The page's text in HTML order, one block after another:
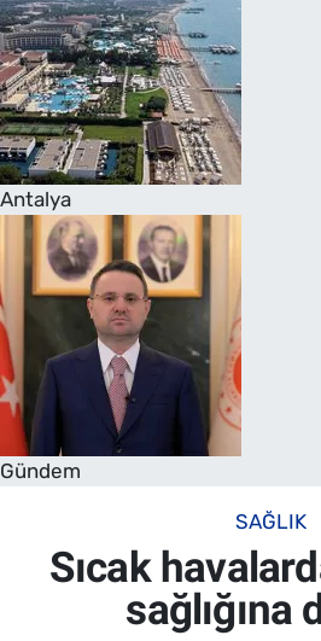
Antalya
Gündem
SAĞLIK
Sıcak
sağlığına